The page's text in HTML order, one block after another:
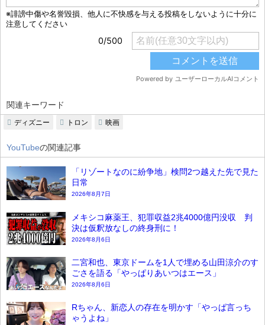
関連キーワード
ディズニー トロン 映画
YouTubeの関連記事
「リゾートなのに紛争地」検問2つ越えた先で見た
日常
2026年8月7日
メキシコ麻薬王、犯罪収益2兆4000億円没収 判
決は仮釈放なしの終身刑に！
2026年8月6日
二宮和也、東京ドームを1人で埋める山田涼介のす
ごさを語る「やっぱりあいつはエース」
2026年8月6日
Rちゃん、新恋人の存在を明かす「やっぱ言っち
ゃうよね」